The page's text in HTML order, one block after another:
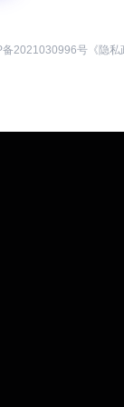
备2021030996号 《隐